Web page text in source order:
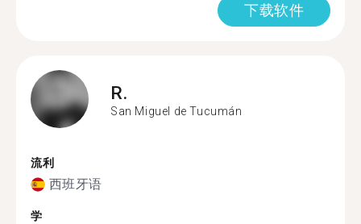
下载软件
R.
San Miguel de Tucumán
流利
西班牙语
学